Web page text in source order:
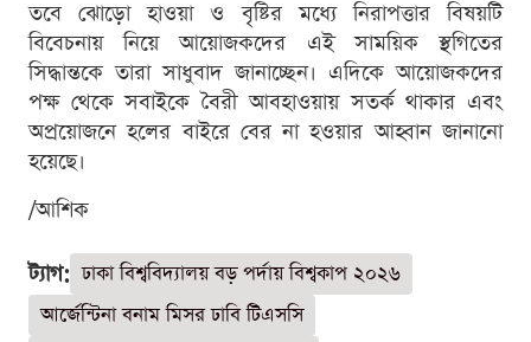
তবে ঝোড়ো হাওয়া ও বৃষ্টির মধ্যে নিরাপত্তার বিষয়টি
বিবেচনায় নিয়ে আয়োজকদের এই সাময়িক স্থগিতের
সিদ্ধান্তকে তারা সাধুবাদ জানাচ্ছেন। এদিকে আয়োজকদের
পক্ষ থেকে সবাইকে বৈরী আবহাওয়ায় সতর্ক থাকার এবং
অপ্রয়োজনে হলের বাইরে বের না হওয়ার আহ্বান জানানো
হয়েছে।
/আশিক
ট্যাগ: ঢাকা বিশ্ববিদ্যালয় বড় পর্দায় বিশ্বকাপ ২০২৬
আর্জেন্টিনা বনাম মিসর ঢাবি টিএসসি